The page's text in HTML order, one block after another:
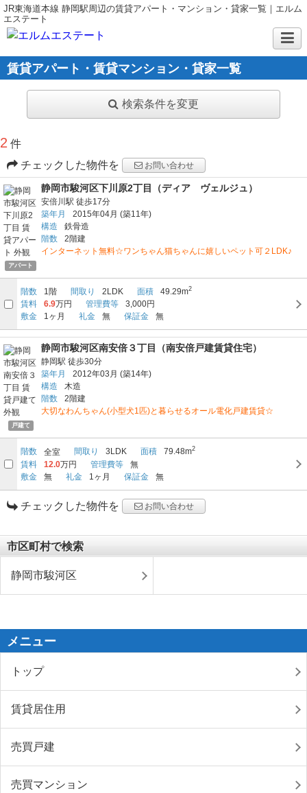
JR東海道本線 静岡駅周辺の賃貸アパート・マンション・貸家一覧｜エルム
エステート
賃貸アパート・賃貸マンション・貸家一覧
検索条件を変更
2 件
チェックした物件を
お問い合わせ
アパート
静岡市駿河区下川原2丁目（ディア ヴェルジュ）
安倍川駅 徒歩17分
築年月
2015年04月 (築11年)
構造
鉄骨造
階数
2階建
インターネット無料☆ワンちゃん猫ちゃんに嬉しいペット可２LDK♪
階数 1階 間取り 2LDK 面積 49.29m2
賃料 6.9万円 管理費等
3,000円
敷金
1ヶ月 礼金 無 保証金 無
戸建て
静岡市駿河区南安倍３丁目（南安倍戸建賃貸住宅）
静岡駅 徒歩30分
築年月
2012年03月 (築14年)
構造
木造
階数
2階建
大切なわんちゃん(小型犬1匹)と暮らせるオール電化戸建賃貸☆
階数 全室 間取り 3LDK 面積 79.48m2
賃料 12.0万円 管理費等
無
敷金
無 礼金 1ヶ月 保証金 無
チェックした物件を お問い合わせ
市区町村で検索
静岡市駿河区
メニュー
トップ
賃貸居住用
売買戸建
売買マンション